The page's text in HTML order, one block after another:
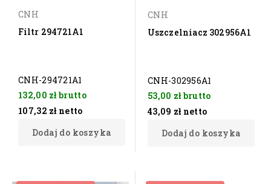
CNH
Filtr 294721A1
CNH-294721A1
132,00 złbrutto
107,32 zł netto
Dodaj do koszyka
CNH
Uszczelniacz 302956A1
CNH-302956A1
53,00 złbrutto
43,09 zł netto
Dodaj do koszyka